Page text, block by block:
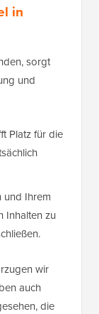
in
sorgt
und
Platz für die
und Ihrem
Inhalten zu
wir
auch
die